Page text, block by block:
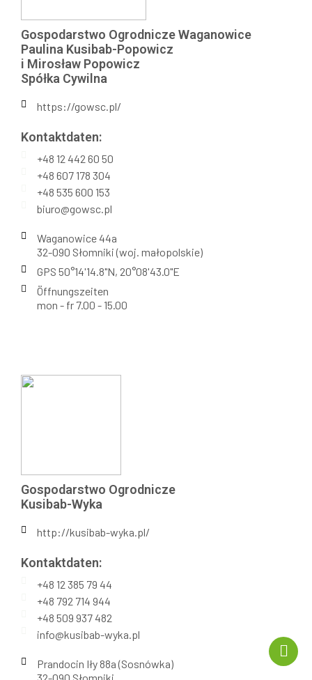
Gospodarstwo Ogrodnicze Waganowice
Paulina Kusibab-Popowicz
i Mirosław Popowicz
Spółka Cywilna
https://gowsc.pl/
Kontaktdaten:​
+48 12 442 60 50
+48 607 178 304
+48 535 600 153
biuro@gowsc.pl
Waganowice 44a
32-090 Słomniki (woj. małopolskie)
GPS 50°14'14.8"N, 20°08'43.0"E
Öffnungszeiten
mon - fr 7.00 - 15.00
Gospodarstwo Ogrodnicze
Kusibab-Wyka
http://kusibab-wyka.pl/
Kontaktdaten:​
+48 12 385 79 44
+48 792 714 944
+48 509 937 482
info@kusibab-wyka.pl
Prandocin Iły 88a (Sosnówka)